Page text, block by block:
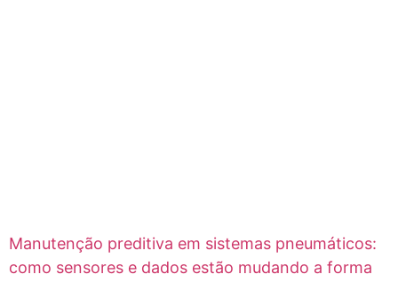
Manutenção preditiva em sistemas pneumáticos:
como sensores e dados estão mudando a forma